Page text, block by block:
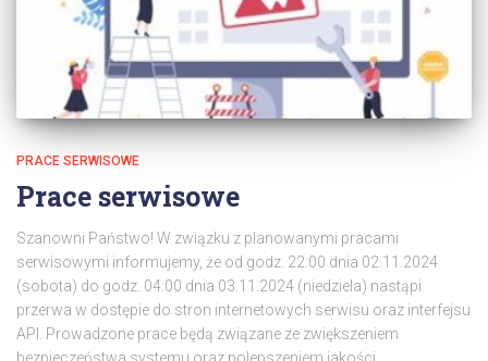
PRACE SERWISOWE
Prace serwisowe
Szanowni Państwo! W związku z planowanymi pracami
serwisowymi informujemy, że od godz. 22:00 dnia 02.11.2024
(sobota) do godz. 04:00 dnia 03.11.2024 (niedziela) nastąpi
przerwa w dostępie do stron internetowych serwisu oraz interfejsu
API. Prowadzone prace będą związane ze zwiększeniem